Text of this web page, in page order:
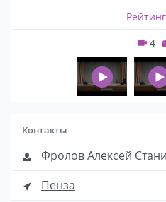
4
Контакты
Фролов Алексей
Пенза